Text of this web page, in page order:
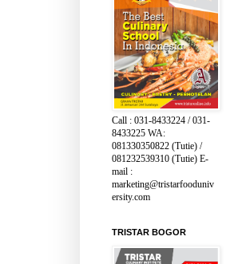
Call : 031-8433224 / 031-
8433225 WA:
081330350822 (Tutie) /
081232539310 (Tutie) E-
mail :
marketing@tristarfooduniv
ersity.com
TRISTAR BOGOR